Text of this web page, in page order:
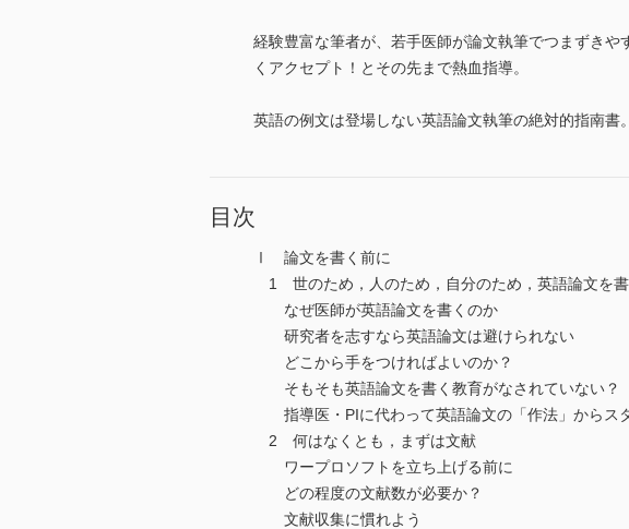
経験豊富な筆者が、若手医師が論文執筆でつまずき
くアクセプト！とその先まで熱血指導。
英語の例文は登場しない英語論文執筆の絶対的指南書。
目次
Ⅰ 論文を書く前に
1 世のため，人のため，自分のため，英語論文を書
なぜ医師が英語論文を書くのか
研究者を志すなら英語論文は避けられない
どこから手をつければよいのか？
そもそも英語論文を書く教育がなされていない？
指導医・PIに代わって英語論文の「作法」からス
2 何はなくとも，まずは文献
ワープロソフトを立ち上げる前に
どの程度の文献数が必要か？
文献収集に慣れよう